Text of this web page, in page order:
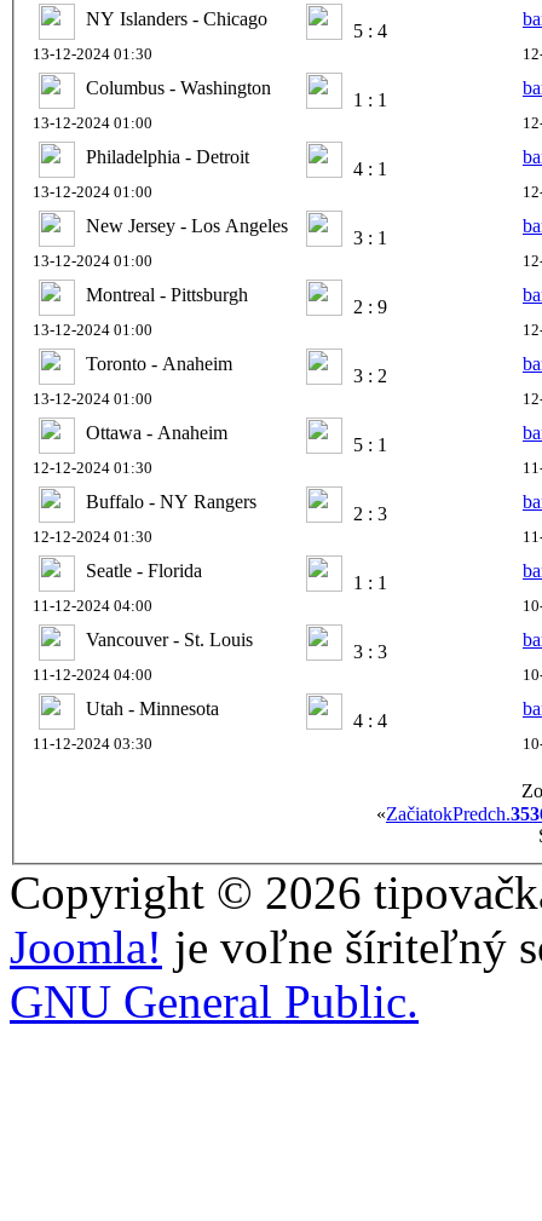
NY Islanders - Chicago
5 : 4
13-12-2024 01:30
Columbus - Washington
1 : 1
13-12-2024 01:00
Philadelphia - Detroit
4 : 1
13-12-2024 01:00
New Jersey - Los Angeles
3 : 1
13-12-2024 01:00
Montreal - Pittsburgh
2 : 9
13-12-2024 01:00
Toronto - Anaheim
3 : 2
13-12-2024 01:00
Ottawa - Anaheim
5 : 1
12-12-2024 01:30
Buffalo - NY Rangers
2 : 3
12-12-2024 01:30
Seatle - Florida
1 : 1
11-12-2024 04:00
Vancouver - St. Louis
3 : 3
11-12-2024 04:00
Utah - Minnesota
4 : 4
11-12-2024 03:30
«ZačiatokPredch.35
Copyright © 2026
Joomla! je voľne šíriteľný
GNU General Public.